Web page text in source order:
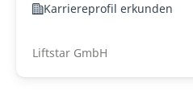
Karriereprofil erkunden
Liftstar GmbH